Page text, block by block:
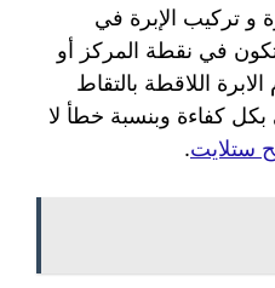
و تركيب الإبرة في
في نقطة المركز أو
اللاقطة بالتقاط
كفاءة وبنسبة خطأ لا
ستلايت.